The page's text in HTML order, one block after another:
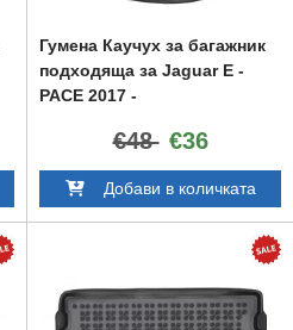
Гумена Каучух за багажник
подходяща за Jaguar E -
PACE 2017 -
€48 €36
Добави в количката